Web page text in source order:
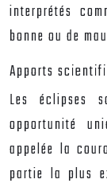
interprétés
bonne ou de
Apports
Les éclipses
opportunité
appelée la
partie la plus